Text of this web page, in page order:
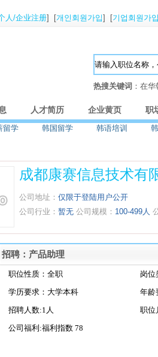
人/企业注册] [개인회원가입] [기업회원가
热搜关键词 ：在
人才简历 企业黄页 职
留学 韩国留学 韩语培训
成都康赛信息技术有
公司地址： 仅限于登陆用户公开
公司行业： 暂无 公司规模： 100-499人
招聘：产品助理
职位性质：全职
岗位
学历要求：大学本科
年龄
招聘人数:1人
职位
公司福利:福利指数 78